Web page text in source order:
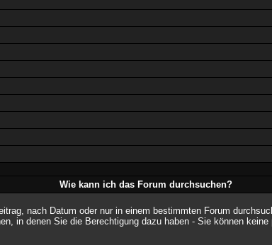
Wie kann ich das Forum durchsuchen?
nach Datum oder nur in einem bestimmten Forum
in denen Sie die Berechtigung dazu haben - Sie können